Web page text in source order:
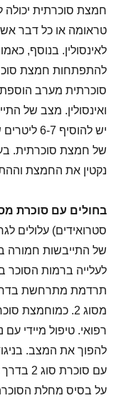
חמצת סוכרתית יכולה
טראומה או כל דבר
לאינסולין. בנוסף,
להתפתחות חמצת
סוכרתית מערב הוספת
ואינסולין. מצב של
יש
של חמצת סוכרתית.
נקטין את החמצת
בחולים עם סוכרת
סטרואידים) עלולים
לעלייה ברמות הסוכר
תרדמת מתרחשת
מסוג 2.
רפואי. טיפול מיידי עם
עם
על בסיס מחלת